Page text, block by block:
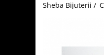
Sheba Bijuterii /